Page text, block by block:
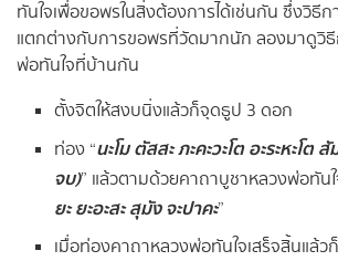
ทันใจเพื่อขอพรในสิ่งต้องการได้เช่นกัน ซึ่งวิธี
แตกต่างกับการขอพรที่วัดมากนัก ลองมาดูวิ
พ่อทันใจที่บ้านกัน
ตั้งจิตให้สงบนิ่งแล้วก็จุดธูป 3 ดอก
ท่อง “นะโม ตัสสะ ภะคะวะโต อะระหะโ
จบ)” แล้วตามด้วยคาถาบูชาหลวงพ่อทันใ
ยะ ยะอะสะ สุมัง จะปาคะ”
เมื่อท่องคาถาหลวงพ่อทันใจเสร็จสิ้นแล้